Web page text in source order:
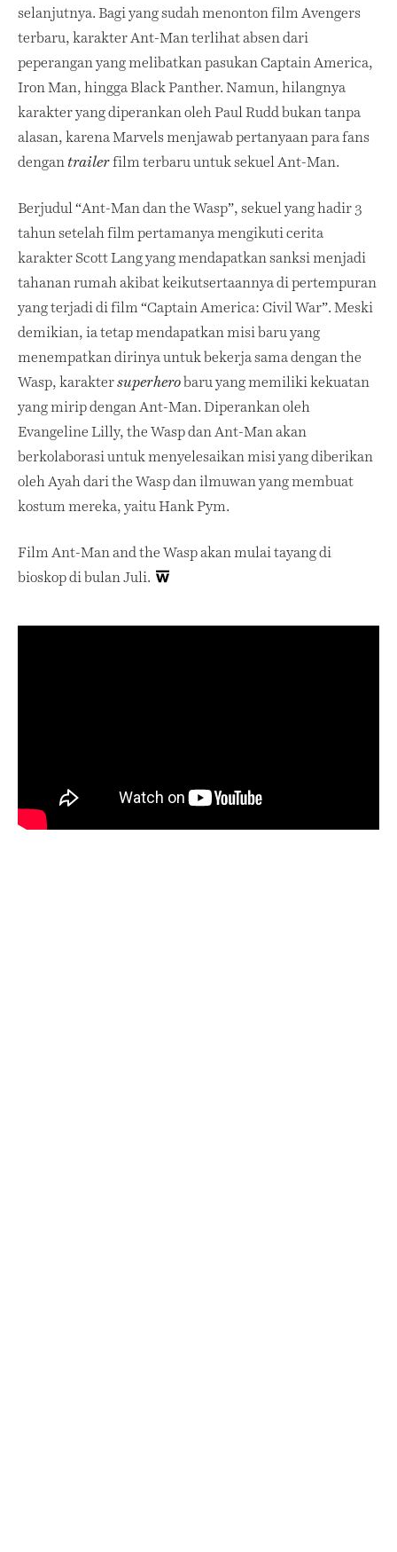
selanjutnya. Bagi yang sudah menonton film Avengers
terbaru, karakter Ant-Man terlihat absen dari
peperangan yang melibatkan pasukan Captain America,
Iron Man, hingga Black Panther. Namun, hilangnya
karakter yang diperankan oleh Paul Rudd bukan tanpa
alasan, karena Marvels menjawab pertanyaan para fans
dengan trailerfilm terbaru untuk sekuel Ant-Man.
Berjudul “Ant-Man dan the Wasp”, sekuel yang hadir 3
tahun setelah film pertamanya mengikuti cerita
karakter Scott Lang yang mendapatkan sanksi menjadi
tahanan rumah akibat keikutsertaannya di pertempuran
yang terjadi di film “Captain America: Civil War”. Meski
demikian, ia tetap mendapatkan misi baru yang
menempatkan dirinya untuk bekerja sama dengan the
Wasp, karaktersuperherobaru yang memiliki kekuatan
yang mirip dengan Ant-Man. Diperankan oleh
Evangeline Lilly, the Wasp dan Ant-Man akan
berkolaborasi untuk menyelesaikan misi yang diberikan
oleh Ayah dari the Wasp dan ilmuwan yang membuat
kostum mereka, yaitu Hank Pym.
Film Ant-Man and the Wasp akan mulai tayang di
bioskop di bulan Juli.